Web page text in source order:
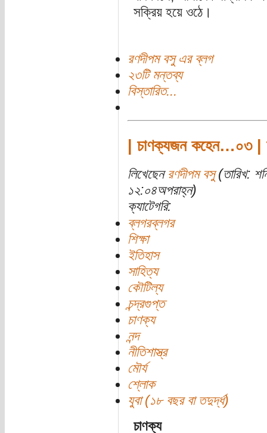
সক্রিয় হয়ে ওঠে।
রণদীপম বসু এর ব্লগ
২৩টি মন্তব্য
বিস্তারিত...
| চাণক্যজন কহেন…০৩ |
লিখেছেন রণদীপম বসু(তারিখ:
১২:০৪অপরাহ্ন)
ক্যাটেগরি:
ব্লগরব্লগর
শিক্ষা
ইতিহাস
সাহিত্য
কৌটিল্য
চন্দ্রগুপ্ত
চাণক্য
নন্দ
নীতিশাস্ত্র
মৌর্য
শ্লোক
যুবা (১৮ বছর বা তদুর্দ্ধ)
চাণক্য